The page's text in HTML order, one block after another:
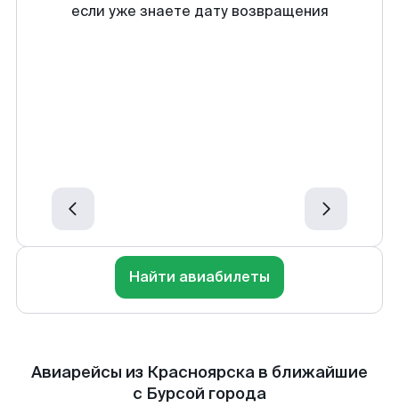
если уже знаете дату возвращения
Найти авиабилеты
Авиарейсы из Красноярска в ближайшие
с Бурсой города